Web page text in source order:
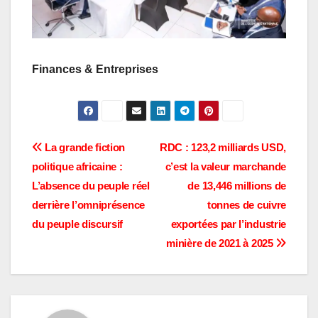
Finances & Entreprises
Navigation
de
l’article
RDC : 123,2 milliards USD,
c’est la valeur marchande
de 13,446 millions de
tonnes de cuivre
exportées par l’industrie
minière de 2021 à 2025
La grande fiction
politique africaine :
L’absence du peuple réel
derrière l’omniprésence
du peuple discursif